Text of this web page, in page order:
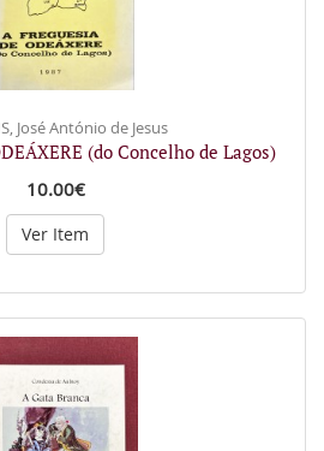
José António de Jesus
(do Concelho de Lagos)
10.00€
Ver Item